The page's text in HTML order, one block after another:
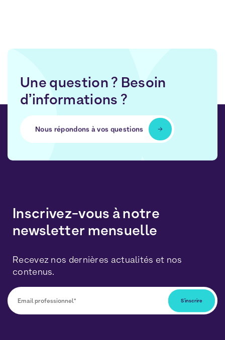
Une question ? Besoin
d’informations ?
Nous répondons à vos questions
Inscrivez-vous à notre
newsletter mensuelle
Recevez nos dernières actualités et nos
contenus.